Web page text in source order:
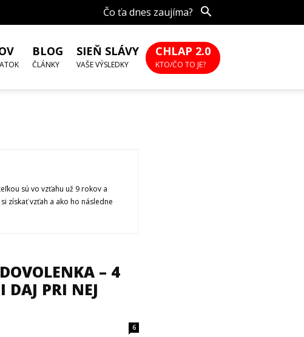
Čo ťa dnes zaujíma?
BLOG
ČLÁNKY
SIEŇ SLÁVY
VAŠE VÝSLEDKY
CHLAP 2.0
KTO/ČO TO JE?
sú vo vzťahu už 9 rokov a
získať vzťah a ako ho následne
– 4
DAJ PRI NEJ
6